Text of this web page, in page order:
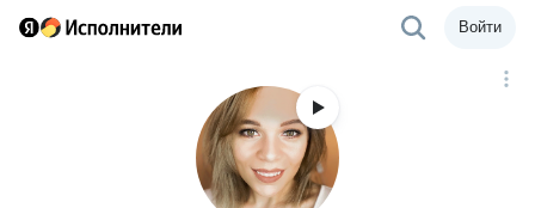
Войти